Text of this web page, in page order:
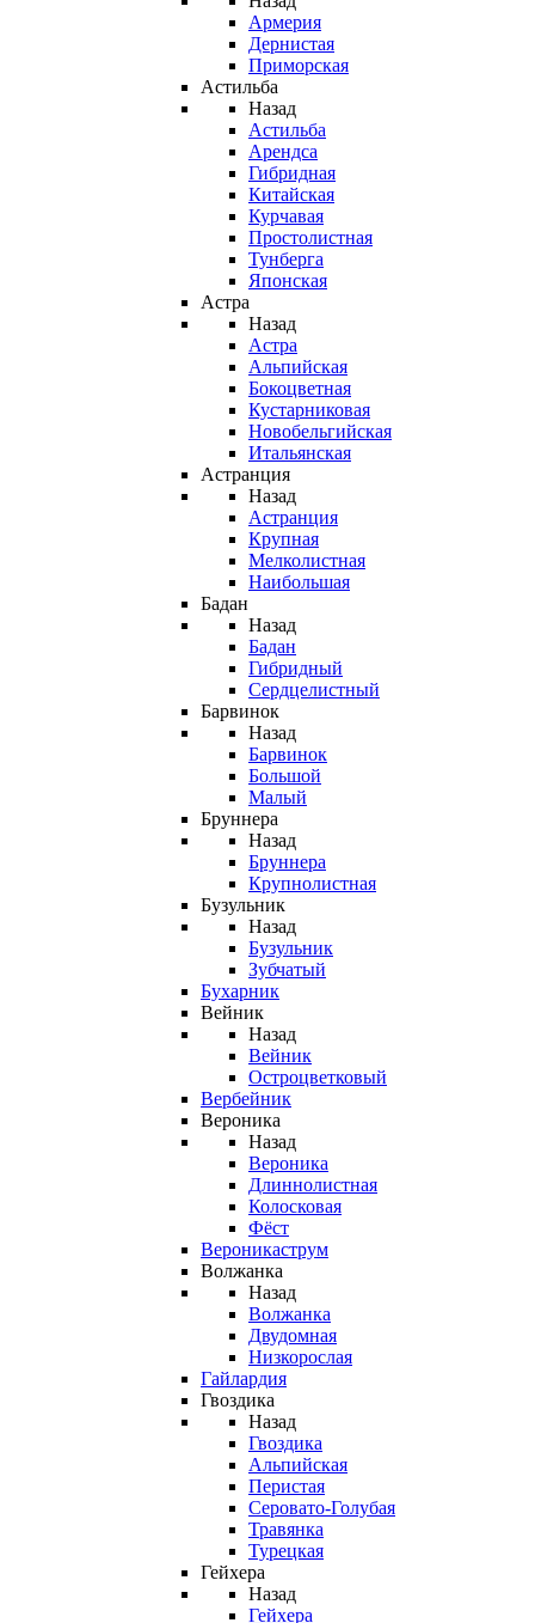
Армерия
Дернистая
Приморская
Астильба
Назад
Астильба
Арендса
Гибридная
Китайская
Курчавая
Простолистная
Тунберга
Японская
Астра
Назад
Астра
Альпийская
Бокоцветная
Кустарниковая
Новобельгийская
Итальянская
Астранция
Назад
Астранция
Крупная
Мелколистная
Наибольшая
Бадан
Назад
Бадан
Гибридный
Сердцелистный
Барвинок
Назад
Барвинок
Большой
Малый
Бруннера
Назад
Бруннера
Крупнолистная
Бузульник
Назад
Бузульник
Зубчатый
Бухарник
Вейник
Назад
Вейник
Остроцветковый
Вербейник
Вероника
Назад
Вероника
Длиннолистная
Колосковая
Фёст
Вероникаструм
Волжанка
Назад
Волжанка
Двудомная
Низкорослая
Гайлардия
Гвоздика
Назад
Гвоздика
Альпийская
Перистая
Серовато-Голубая
Травянка
Турецкая
Гейхера
Назад
Гейхера